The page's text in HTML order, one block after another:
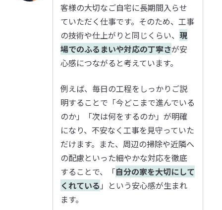
客様の大切なご自宅に長期間入らせ
ていただく仕事です。そのため、工事
の技術や仕上がりと同じくらい、現
場でのふるまいや対応の丁寧さが安
心感につながると考えています。
例えば、毎日の工程をしっかりご説
明することで「今どこまで進んでいる
のか」「次は何をするのか」が明確
になり、不安なく工事を見守っていた
だけます。また、周辺の掃除や近隣へ
の配慮といった細やかな対応を徹底
することで、「自分の家を大切にして
くれている 」という安心感が生まれ
ます。